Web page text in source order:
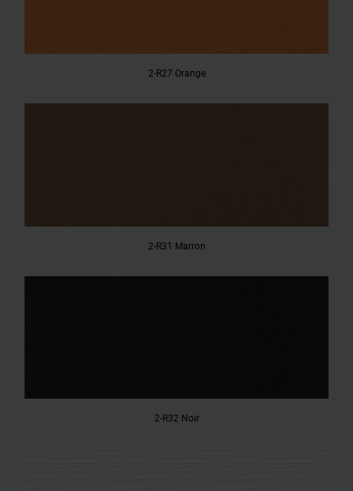
2-R27 Orange
2-R31 Marron
2-R32 Noir